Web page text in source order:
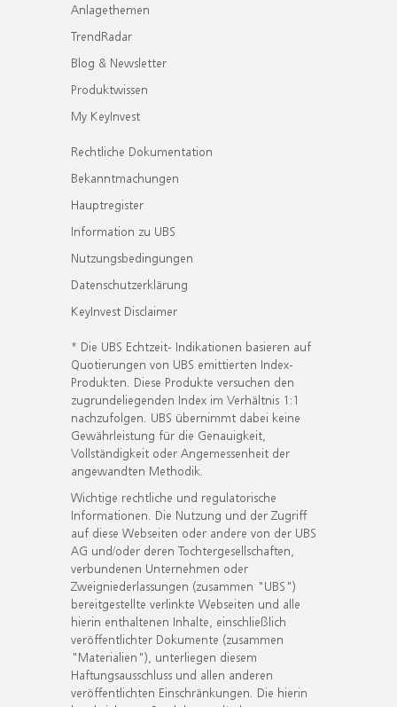
Anlagethemen
TrendRadar
Blog & Newsletter
Produktwissen
My KeyInvest
Rechtliche Dokumentation
Bekanntmachungen
Hauptregister
Information zu UBS
Nutzungsbedingungen
Datenschutzerklärung
KeyInvest Disclaimer
* Die UBS Echtzeit- Indikationen basieren auf
Quotierungen von UBS emittierten Index-
Produkten. Diese Produkte versuchen den
zugrundeliegenden Index im Verhältnis 1:1
nachzufolgen. UBS übernimmt dabei keine
Gewährleistung für die Genauigkeit,
Vollständigkeit oder Angemessenheit der
angewandten Methodik.
Wichtige rechtliche und regulatorische
Informationen. Die Nutzung und der Zugriff
auf diese Webseiten oder andere von der UBS
AG und/oder deren Tochtergesellschaften,
verbundenen Unternehmen oder
Zweigniederlassungen (zusammen "UBS")
bereitgestellte verlinkte Webseiten und alle
hierin enthaltenen Inhalte, einschließlich
veröffentlichter Dokumente (zusammen
"Materialien"), unterliegen diesem
Haftungsausschluss und allen anderen
veröffentlichten Einschränkungen. Die hierin